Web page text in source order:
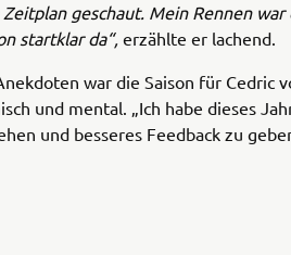
geschaut. Mein Rennen
startklar da“, erzählte er lachend.
war die Saison für Cedric
und mental. „Ich habe dieses
und besseres Feedback zu